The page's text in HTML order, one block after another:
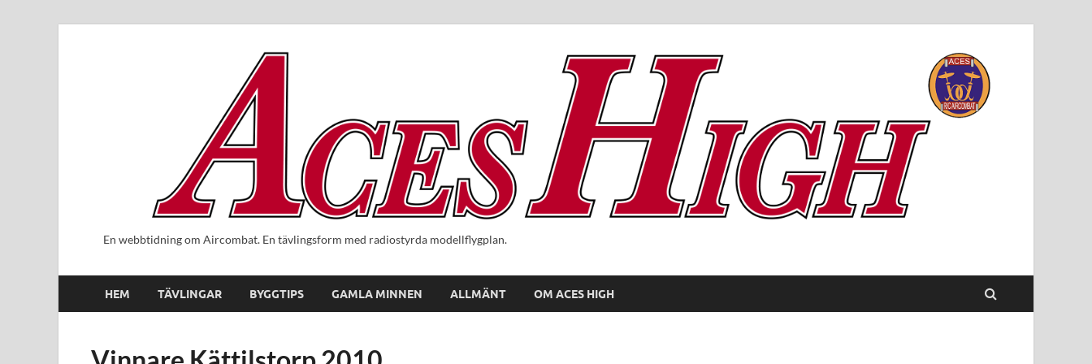
En webbtidning om Aircombat. En tävlingsform med radiostyrda modellflygplan.
HEM TÄVLINGAR BYGGTIPS GAMLA MINNEN ALLMÄNT OM ACES HIGH